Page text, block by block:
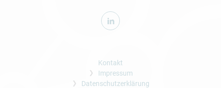
Kontakt
Impressum
Datenschutzerklärung